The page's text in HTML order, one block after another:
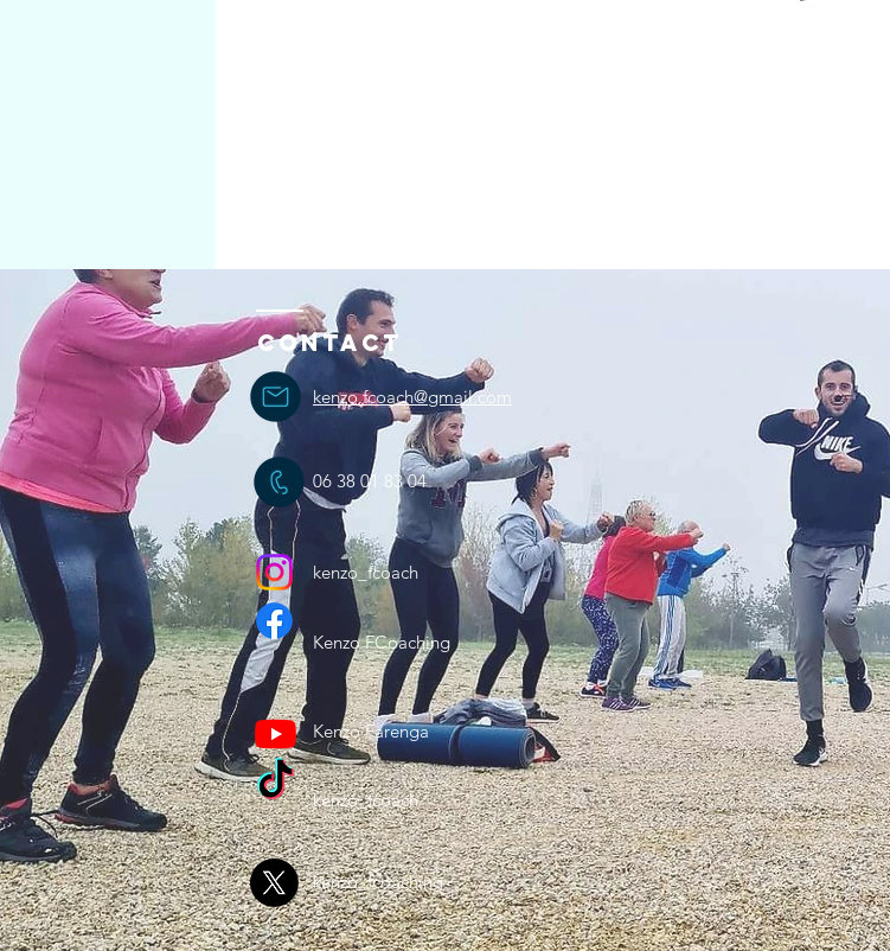
Contact
kenzo.fcoach@gmail.com
06 38 01 83 04
kenzo_fcoach
Kenzo FCoaching
Kenzo Farenga
kenzo_fcoach
kenzo_fcoaching